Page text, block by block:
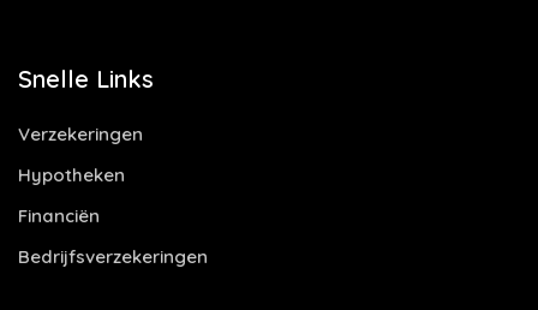
Snelle Links
Verzekeringen
Hypotheken
Financiën
Bedrijfsverzekeringen